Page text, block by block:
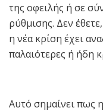
της οφειλής ή σε
ρύθμισης. Δεν
η νέα κρίση έχει
παλαιότερες ή ήδη
Αυτό σημαίνει πως